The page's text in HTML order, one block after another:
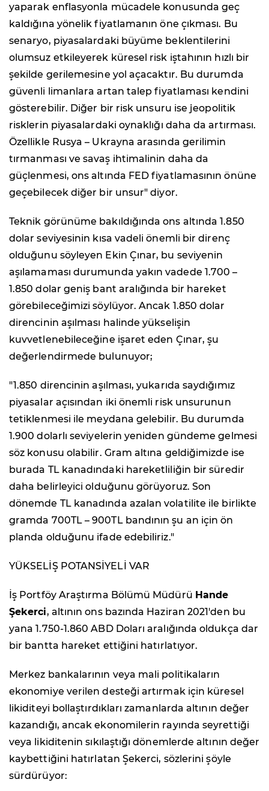
yaparak enflasyonla mücadele konusunda geç
kaldığına yönelik fiyatlamanın öne çıkması. Bu
senaryo, piyasalardaki büyüme beklentilerini
olumsuz etkileyerek küresel risk iştahının hızlı bir
şekilde gerilemesine yol açacaktır. Bu durumda
güvenli limanlara artan talep fiyatlaması kendini
gösterebilir. Diğer bir risk unsuru ise jeopolitik
risklerin piyasalardaki oynaklığı daha da artırması.
Özellikle Rusya – Ukrayna arasında gerilimin
tırmanması ve savaş ihtimalinin daha da
güçlenmesi, ons altında FED fiyatlamasının önüne
geçebilecek diğer bir unsur" diyor.
Teknik görünüme bakıldığında ons altında 1.850
dolar seviyesinin kısa vadeli önemli bir direnç
olduğunu söyleyen Ekin Çınar, bu seviyenin
aşılamaması durumunda yakın vadede 1.700 –
1.850 dolar geniş bant aralığında bir hareket
görebileceğimizi söylüyor. Ancak 1.850 dolar
direncinin aşılması halinde yükselişin
kuvvetlenebileceğine işaret eden Çınar, şu
değerlendirmede bulunuyor;
"1.850 direncinin aşılması, yukarıda saydığımız
piyasalar açısından iki önemli risk unsurunun
tetiklenmesi ile meydana gelebilir. Bu durumda
1.900 dolarlı seviyelerin yeniden gündeme gelmesi
söz konusu olabilir. Gram altına geldiğimizde ise
burada TL kanadındaki hareketliliğin bir süredir
daha belirleyici olduğunu görüyoruz. Son
dönemde TL kanadında azalan volatilite ile birlikte
gramda 700TL – 900TL bandının şu an için ön
planda olduğunu ifade edebiliriz."
YÜKSELİŞ POTANSİYELİ VAR
İş Portföy Araştırma Bölümü Müdürü Hande
Şekerci, altının ons bazında Haziran 2021'den bu
yana 1.750-1.860 ABD Doları aralığında oldukça dar
bir bantta hareket ettiğini hatırlatıyor.
Merkez bankalarının veya mali politikaların
ekonomiye verilen desteği artırmak için küresel
likiditeyi bollaştırdıkları zamanlarda altının değer
kazandığı, ancak ekonomilerin rayında seyrettiği
veya likiditenin sıkılaştığı dönemlerde altının değer
kaybettiğini hatırlatan Şekerci, sözlerini şöyle
sürdürüyor: